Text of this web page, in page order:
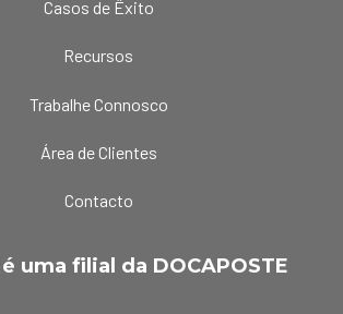
Casos de Êxito
Recursos
Trabalhe Connosco
Área de Clientes
Contacto
é uma filial da DOCAPOSTE